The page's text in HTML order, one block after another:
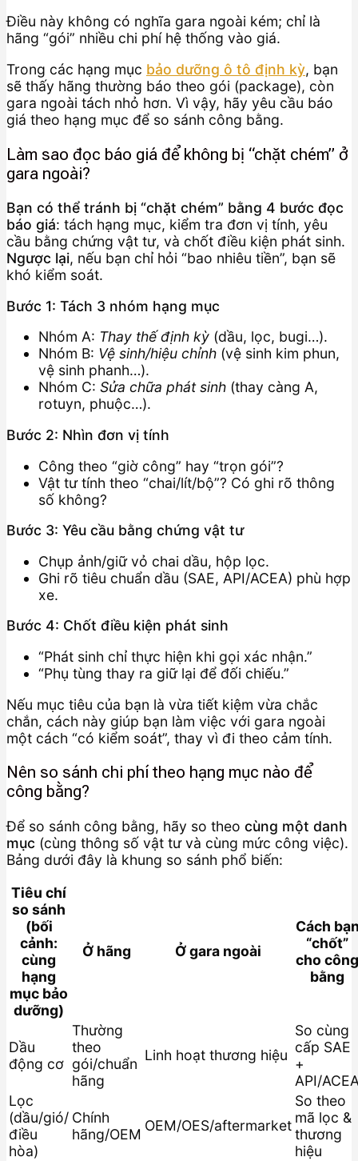
Điều này không có nghĩa gara ngoài kém; chỉ là
hãng “gói” nhiều chi phí hệ thống vào giá.
Trong các hạng mục bảo dưỡng ô tô định kỳ, bạn
sẽ thấy hãng thường báo theo gói (package), còn
gara ngoài tách nhỏ hơn. Vì vậy, hãy yêu cầu báo
giá theo hạng mục để so sánh công bằng.
Làm sao đọc báo giá để không bị “chặt chém” ở
gara ngoài?
Bạn có thể tránh bị “chặt chém” bằng 4 bước đọc
báo giá: tách hạng mục, kiểm tra đơn vị tính, yêu
cầu bằng chứng vật tư, và chốt điều kiện phát sinh.
Ngược lại, nếu bạn chỉ hỏi “bao nhiêu tiền”, bạn sẽ
khó kiểm soát.
Bước 1: Tách 3 nhóm hạng mục
Nhóm A: Thay thế định kỳ (dầu, lọc, bugi…).
Nhóm B: Vệ sinh/hiệu chỉnh (vệ sinh kim phun,
vệ sinh phanh…).
Nhóm C: Sửa chữa phát sinh (thay càng A,
rotuyn, phuộc…).
Bước 2: Nhìn đơn vị tính
Công theo “giờ công” hay “trọn gói”?
Vật tư tính theo “chai/lít/bộ”? Có ghi rõ thông
số không?
Bước 3: Yêu cầu bằng chứng vật tư
Chụp ảnh/giữ vỏ chai dầu, hộp lọc.
Ghi rõ tiêu chuẩn dầu (SAE, API/ACEA) phù hợp
xe.
Bước 4: Chốt điều kiện phát sinh
“Phát sinh chỉ thực hiện khi gọi xác nhận.”
“Phụ tùng thay ra giữ lại để đối chiếu.”
Nếu mục tiêu của bạn là vừa tiết kiệm vừa chắc
chắn, cách này giúp bạn làm việc với gara ngoài
một cách “có kiểm soát”, thay vì đi theo cảm tính.
Nên so sánh chi phí theo hạng mục nào để
công bằng?
Để so sánh công bằng, hãy so theo cùng một danh
mục (cùng thông số vật tư và cùng mức công việc).
Bảng dưới đây là khung so sánh phổ biến:
Tiêu chí
so sánh
(bối
cảnh:
cùng
hạng
mục bảo
dưỡng)
Ở hãng Ở gara ngoài
Cách
“chốt”
cho công
bằng
Dầu
động cơ
Thường
theo
gói/chuẩn
hãng
Linh hoạt thương hiệu
So cùng
cấp SAE
+
API/
Lọc
(dầu/gió/
điều
hòa)
Chính
hãng/OEM
OEM/OES/aftermarket
So theo
mã lọc &
thương
hiệu